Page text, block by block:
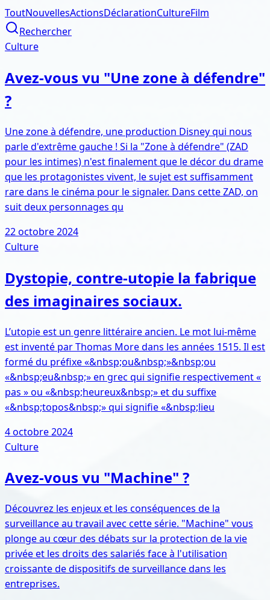
ToutNouvellesActionsDéclarationCultureFilm
Rechercher
Culture
Avez-vous vu "Une zone à défendre"
?
Une zone à défendre, une production Disney qui nous
parle d'extrême gauche ! Si la "Zone à défendre" (ZAD
pour les intimes) n'est finalement que le décor du drame
que les protagonistes vivent, le sujet est suffisamment
rare dans le cinéma pour le signaler. Dans cette ZAD, on
suit deux personnages qu
22 octobre 2024
Culture
Dystopie, contre-utopie la fabrique
des imaginaires sociaux.
L’utopie est un genre littéraire ancien. Le mot lui-même
est inventé par Thomas More dans les années 1515. Il est
formé du préfixe «&nbsp;ou&nbsp;»&nbsp;ou
«&nbsp;eu&nbsp;» en grec qui signifie respectivement «
pas » ou «&nbsp;heureux&nbsp;» et du suffixe
«&nbsp;topos&nbsp;» qui signifie «&nbsp;lieu
4 octobre 2024
Culture
Avez-vous vu "Machine" ?
Découvrez les enjeux et les conséquences de la
surveillance au travail avec cette série. "Machine" vous
plonge au cœur des débats sur la protection de la vie
privée et les droits des salariés face à l'utilisation
croissante de dispositifs de surveillance dans les
entreprises.